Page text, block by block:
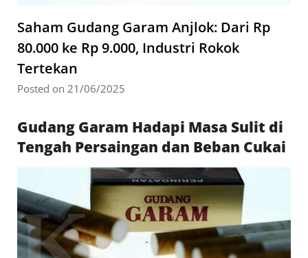
Saham Gudang Garam Anjlok: Dari Rp
80.000 ke Rp 9.000, Industri Rokok
Tertekan
Posted on 21/06/2025
Gudang Garam Hadapi Masa Sulit di
Tengah Persaingan dan Beban Cukai